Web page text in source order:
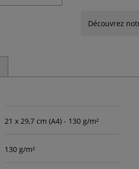
Découvrez
21 x 29,7 cm (A4) - 130 g/m²
130 g/m²